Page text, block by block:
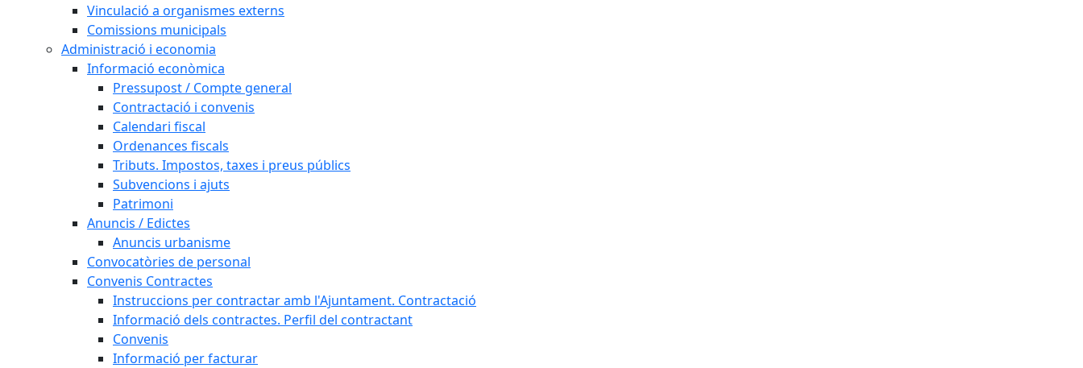
Vinculació a organismes externs
Comissions municipals
Administració i economia
Informació econòmica
Pressupost / Compte general
Contractació i convenis
Calendari fiscal
Ordenances fiscals
Tributs. Impostos, taxes i preus públics
Subvencions i ajuts
Patrimoni
Anuncis / Edictes
Anuncis urbanisme
Convocatòries de personal
Convenis Contractes
Instruccions per contractar amb l'Ajuntament. Contractació
Informació dels contractes. Perfil del contractant
Convenis
Informació per facturar